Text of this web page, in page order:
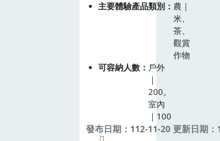
主要體驗產品類別
農｜
米、
茶、
觀賞
作物
可容納人數
戶外
｜
200。
室內
｜100
發布日期：112-11-20 更新日期